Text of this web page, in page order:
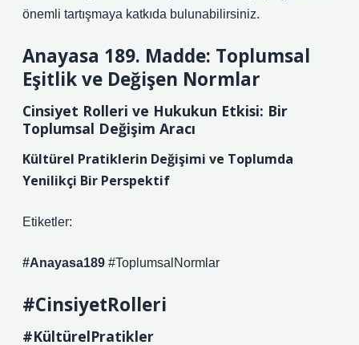
önemli tartışmaya katkıda bulunabilirsiniz.
Anayasa 189. Madde: Toplumsal
Eşitlik ve Değişen Normlar
Cinsiyet Rolleri ve Hukukun Etkisi: Bir
Toplumsal Değişim Aracı
Kültürel Pratiklerin Değişimi ve Toplumda
Yenilikçi Bir Perspektif
Etiketler:
#Anayasa189 #ToplumsalNormlar
#CinsiyetRolleri
#KültürelPratikler